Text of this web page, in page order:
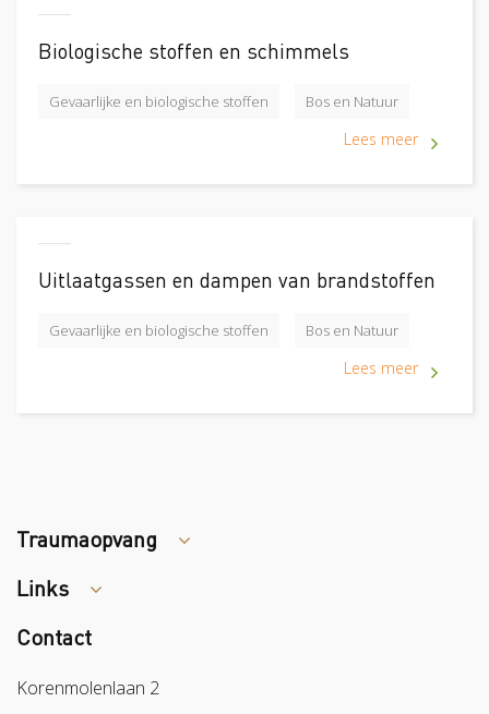
Biologische stoffen en schimmels
Gevaarlijke en biologische stoffen Bos en Natuur
Lees meer
Uitlaatgassen en dampen van brandstoffen
Gevaarlijke en biologische stoffen Bos en Natuur
Lees meer
Traumaopvang
Tips arbocatalogus?
Links
Colland
Sazas
Contact
Korenmolenlaan 2